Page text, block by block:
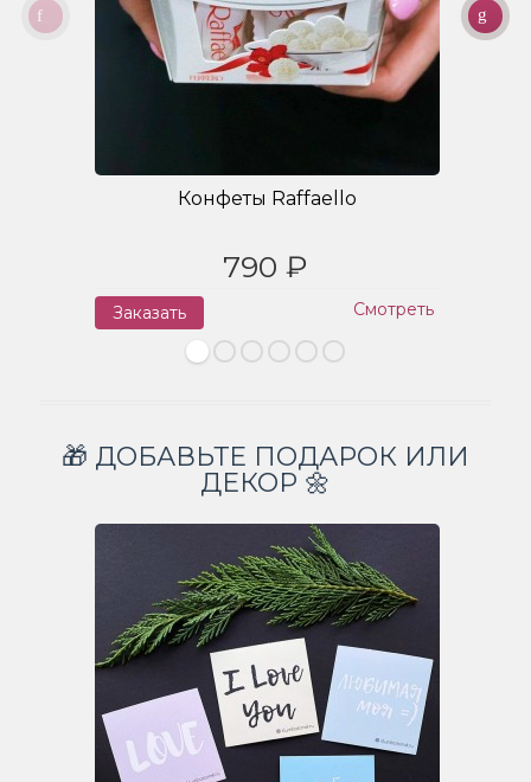
Конфеты Raffaello
790 ₽
Заказать Смотреть
🎁 ДОБАВЬТЕ ПОДАРОК ИЛИ
ДЕКОР 🌼